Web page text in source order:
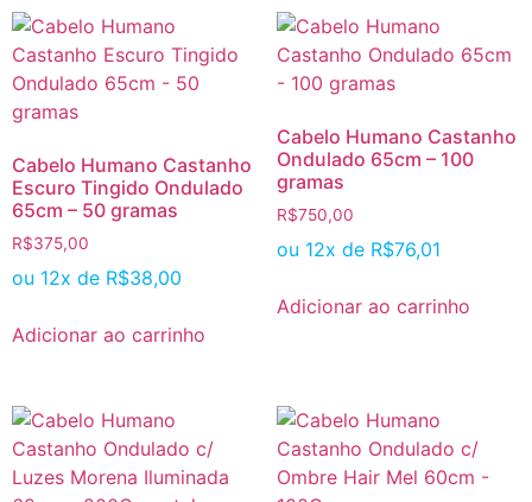
Cabelo Humano Castanho
Escuro Tingido Ondulado
65cm – 50 gramas
R$375,00
ou 12x de R$38,00
Adicionar ao carrinho
Cabelo Humano Castanho
Ondulado 65cm – 100
gramas
R$750,00
ou 12x de R$76,01
Adicionar ao carrinho